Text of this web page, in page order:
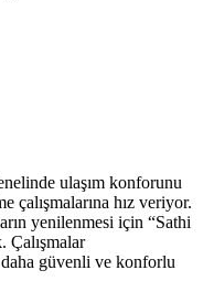
ulaşım konforunu
çalışmalarına hız veriyor.
yenilenmesi için “Sathi
Çalışmalar
güvenli ve konforlu